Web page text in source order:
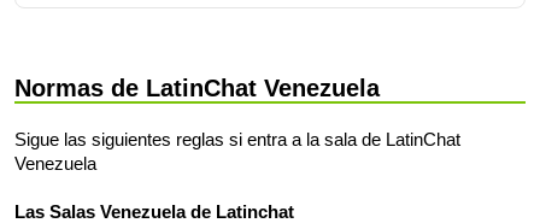
Normas de LatinChat Venezuela
Sigue las siguientes reglas si entra a la sala de LatinChat
Venezuela
Las Salas Venezuela de Latinchat